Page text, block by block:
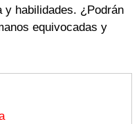
y habilidades. ¿Podrán
equivocadas y